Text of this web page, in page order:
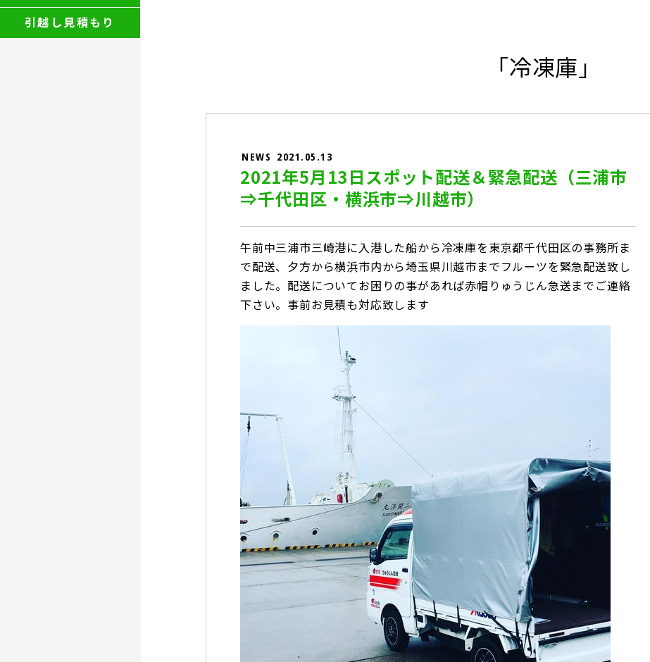
引越し見積もり
「冷凍庫」
NEWS 2021.05.13
2021年5月13日スポット配送＆緊急配送（三浦市
⇒千代田区・横浜市⇒川越市）
午前中三浦市三崎港に入港した船から冷凍庫を東京都千代田区の事務所ま
で配送、夕方から横浜市内から埼玉県川越市までフルーツを緊急配送致し
ました。 配送についてお困りの事があれば赤帽りゅうじん急送までご連絡
下さい。事前お見積も対応致します